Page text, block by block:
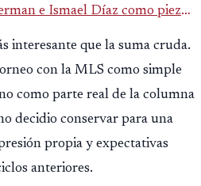
e Ismael Díaz como piezas
también incluye a Inglaterra,
interesante que la suma cruda.
con la MLS como simple
como parte real de la columna
decidio conservar para una
propia y expectativas
anteriores.